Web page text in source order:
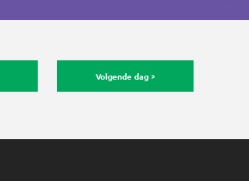
Volgende dag >